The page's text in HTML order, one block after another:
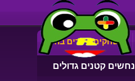
משחקים לילדים בחינם
נחשים קטנים גדולים